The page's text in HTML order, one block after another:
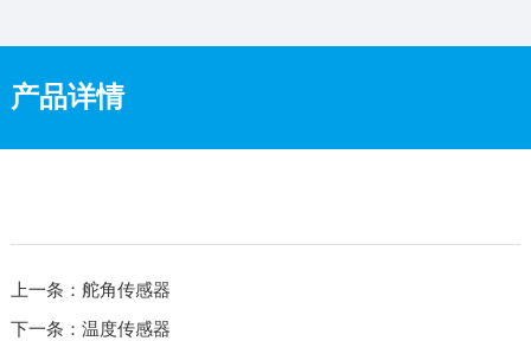
产品详情
上一条：舵角传感器
下一条：温度传感器